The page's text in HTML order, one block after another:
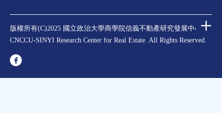
指導委員
中心成員
聯絡我們
法律新訊
理財規劃講座
不動產學程支援
住宅學會論文獎支援
都市計劃學會論文獎支援
版權所有(C)2025 國立政治大學商學院信義不動產研究發展中心
CNCCU-SINYI Research Center for Real Estate. All Rights Reserved.